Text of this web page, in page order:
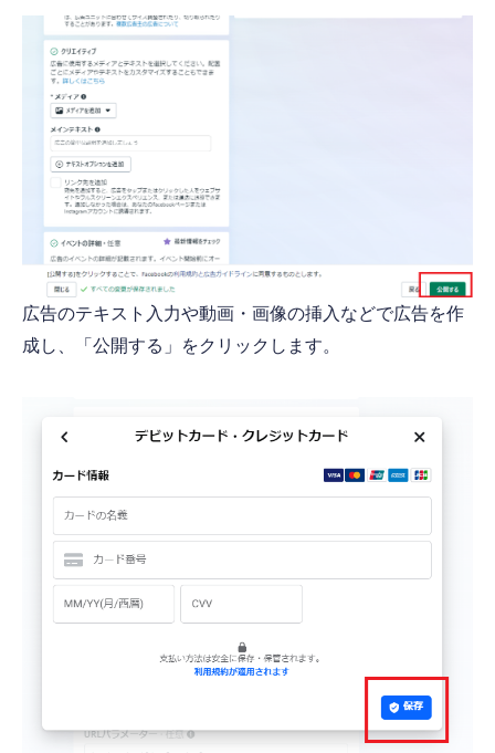
広告のテキスト入力や動画・画像の挿入などで広告を作
成し、「公開する」をクリックします。